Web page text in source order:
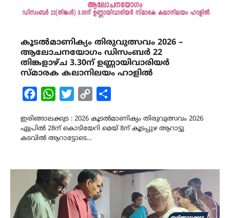
കൂടൽമാണിക്യം തിരുവുത്സവം 2026 –
ആലോചനയോഗം ഡിസംബർ 22
തിങ്കളാഴ്ച 3.30ന് ഉണ്ണായിവാരിയർ
സ്മാരക കലാനിലയം ഹാളിൽ
FacebookWhatsAppTwitterCopy
ഇരിങ്ങാലക്കുട : 2026 കൂടൽമാണിക്യം തിരുവുത്സവം 2026
ഏപ്രിൽ 28ന് കൊടിയേറി മെയ് 8ന് കൂടപ്പുഴ ആറാട്ടു
കടവിൽ ആറാട്ടോടെ…